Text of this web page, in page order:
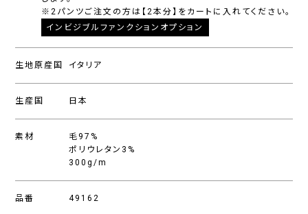
※2パンツご注文の方は【2本分】をカートに入れてください。
インビジブルファンクションオプション
生地原産国 イタリア
生産国 日本
素材
毛97%
ポリウレタン3%
300g/m
品番 49162